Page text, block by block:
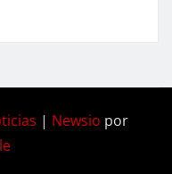
| Newsio por